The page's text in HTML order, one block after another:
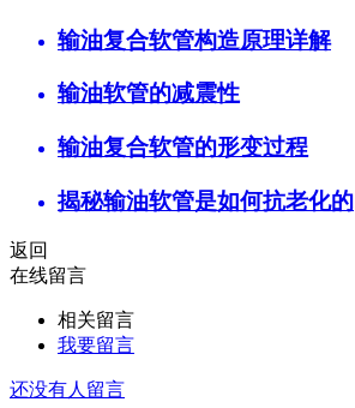
输油复合软管构造原理详解
输油软管的减震性
输油复合软管的形变过程
揭秘输油软管是如何抗老化的
返回
在线留言
相关留言
我要留言
还没有人留言